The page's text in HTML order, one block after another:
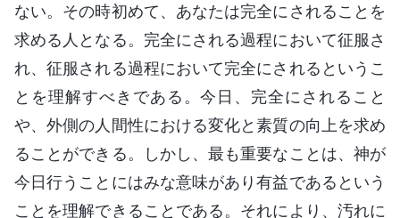
ない。その時初めて、あなたは完全にされることを
求める人となる。完全にされる過程において征服さ
れ、征服される過程において完全にされるというこ
とを理解すべきである。今日、完全にされること
や、外側の人間性における変化と素質の向上を求め
ることができる。しかし、最も重要なことは、神が
今日行うことにはみな意味があり有益であるという
ことを理解できることである。それにより、汚れに